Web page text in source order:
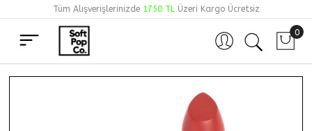
Tüm Alışverişlerinizde 1750 TLÜzeri Kargo Ücretsiz
Hesabım 0